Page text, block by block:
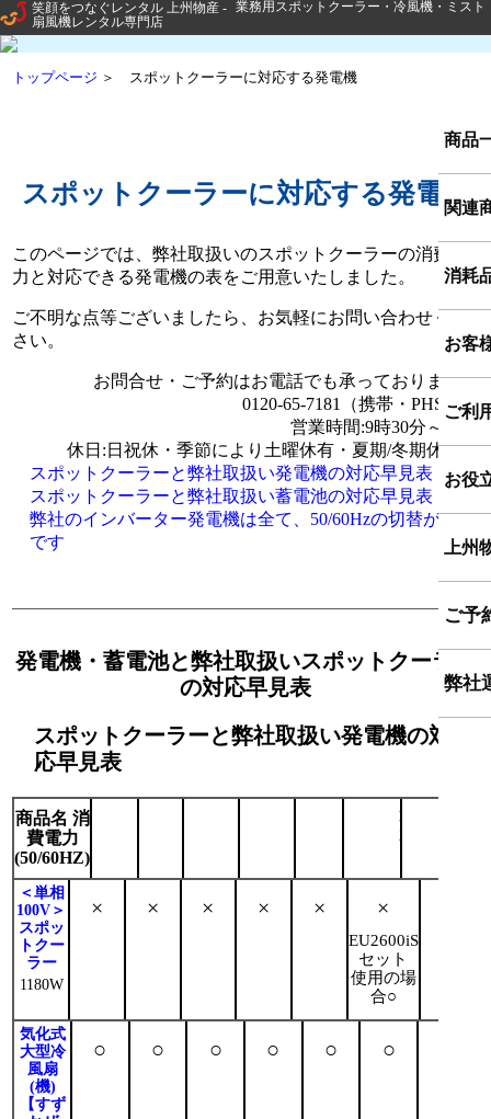
業務用スポットクーラー・冷風機・ミスト
扇風機レンタル専門店
トップページ ＞ スポットクーラーに対応する発電機
スポットクーラーに対応する発電機
このページでは、弊社取扱いのスポットクーラーの消費電
力と対応できる発電機の表をご用意いたしました。
ご不明な点等ございましたら、お気軽にお問い合わせくだ
さい。
お問合せ・ご予約はお電話でも承っております。
0120-65-7181（携帯・PHS可）
営業時間:9時30分～17時
休日:日祝休・季節により土曜休有・夏期/冬期休暇有
スポットクーラーと弊社取扱い発電機の対応早見表
スポットクーラーと弊社取扱い蓄電池の対応早見表
弊社のインバーター発電機は全て、50/60Hzの切替が可能
です
発電機・蓄電池と弊社取扱いスポットクーラー
の対応早見表
スポットクーラーと弊社取扱い発電機の対
応早見表
商品名 消
費電力
(50/60HZ)
EU2600iS
2600W
＜単相
100V＞
スポッ
トクー
ラー
1180W
× × × × × ×
EU2600iS
セット
使用の場
合○
気化式
大型冷
風扇
(機)
【すず
○ ○ ○ ○ ○ ○
商品
関連
消耗
お客
お客
ご利
独自
予約
支払
全国
お役
よく
スポ
スポ
上州
納入
メデ
ご予
ご予
弊社